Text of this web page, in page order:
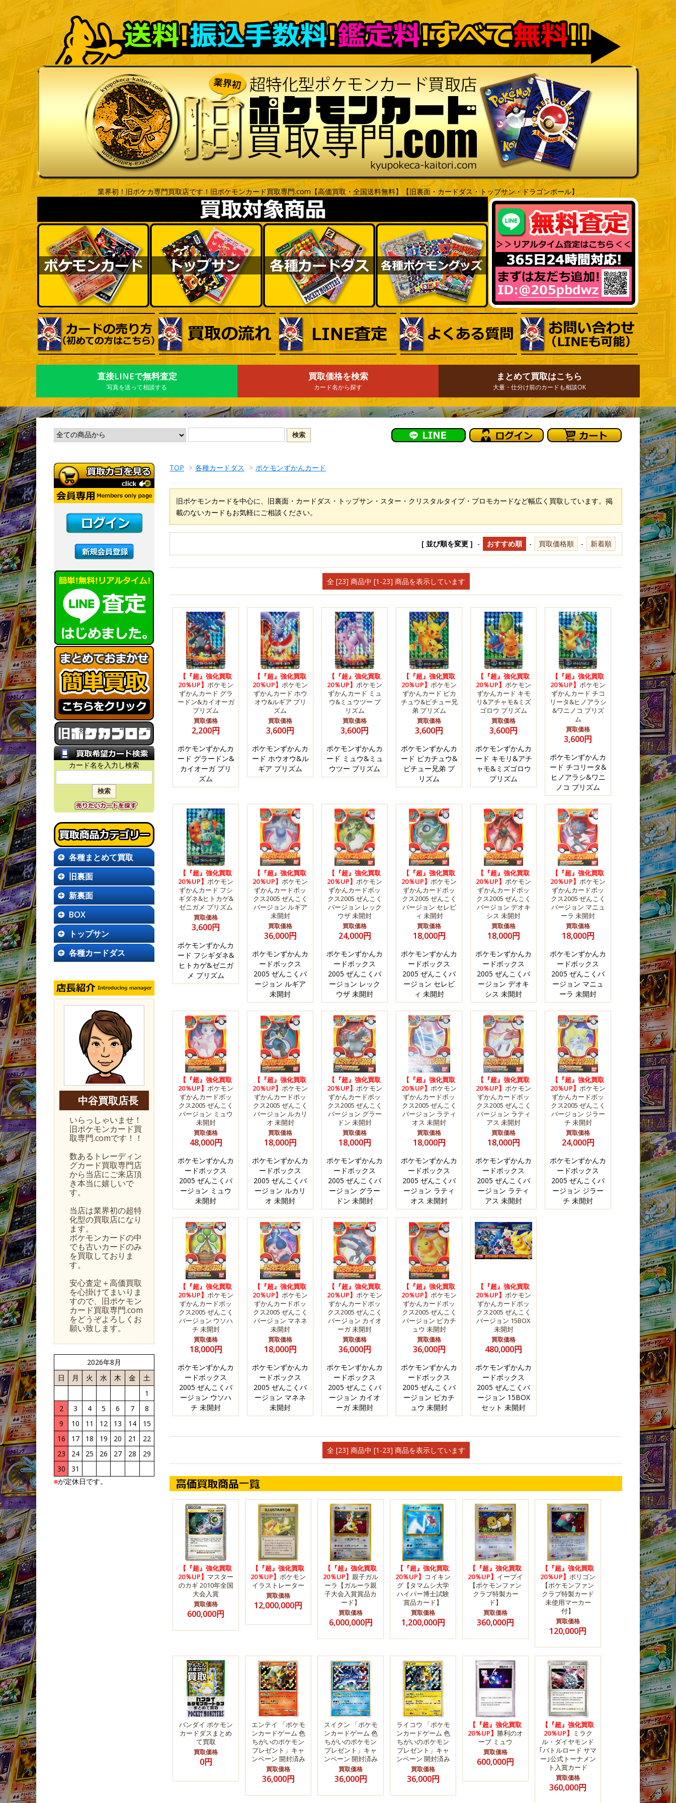
業界初！旧ポケカ専門買取店です！旧ポケモンカード買取専門.com【高価買取・全国送料無料】【旧裏面・カードダス・トップサン・ドラゴンボール】
直接LINEで無料査定
写真を送って相談する
買取価格を検索
カード名から探す
まとめて買取はこちら
大量・仕分け前のカードも相談OK
TOP > 各種カードダス > ポケモンずかんカード
旧ポケモンカードを中心に、旧裏面・カードダス・トップサン・スター・クリスタルタイプ・プロモカードなど幅広く買取しています。掲
載のないカードもお気軽にご相談ください。
[ 並び順を変更 ] - おすすめ順 - 買取価格順 - 新着順
全 [23] 商品中 [1-23] 商品を表示しています
【『超』強化買取
20％UP】 ポケモン
ずかんカード グラ
ードン&カイオーガ
プリズム
買取価格
2,200円
ポケモンずかんカ
ード グラードン&
カイオーガ プリ
ズム
【『超』強化買取
20％UP】 ポケモン
ずかんカード ホウ
オウ&ルギア プリ
ズム
買取価格
3,600円
ポケモンずかんカ
ード ホウオウ&ル
ギア プリズム
【『超』強化買取
20％UP】 ポケモン
ずかんカード ミュ
ウ&ミュウツー プ
リズム
買取価格
3,600円
ポケモンずかんカ
ード ミュウ&ミュ
ウツー プリズム
【『超』強化買取
20％UP】 ポケモン
ずかんカード ピカ
チュウ&ピチュー兄
弟 プリズム
買取価格
3,600円
ポケモンずかんカ
ード ピカチュウ&
ピチュー兄弟 プ
リズム
【『超』強化買取
20％UP】 ポケモン
ずかんカード キモ
リ&アチャモ&ミズ
ゴロウ プリズム
買取価格
3,600円
ポケモンずかんカ
ード キモリ&アチ
ャモ&ミズゴロウ
プリズム
【『超』強化買取
20％UP】 ポケモン
ずかんカード チコ
リータ&ヒノアラシ
&ワニノコ プリズ
ム
買取価格
3,600円
ポケモンずかんカ
ード チコリータ&
ヒノアラシ&ワニ
ノコ プリズム
【『超』強化買取
20％UP】 ポケモン
ずかんカード フシ
ギダネ&ヒトカゲ&
ゼニガメ プリズム
買取価格
3,600円
ポケモンずかんカ
ード フシギダネ&
ヒトカゲ&ゼニガ
メ プリズム
【『超』強化買取
20％UP】 ポケモン
ずかんカードボッ
クス2005 ぜんこく
バージョン ルギア
未開封
買取価格
36,000円
ポケモンずかんカ
ードボックス
2005 ぜんこくバ
ージョン ルギア
未開封
【『超』強化買取
20％UP】 ポケモン
ずかんカードボッ
クス2005 ぜんこく
バージョン レック
ウザ 未開封
買取価格
24,000円
ポケモンずかんカ
ードボックス
2005 ぜんこくバ
ージョン レック
ウザ 未開封
【『超』強化買取
20％UP】 ポケモン
ずかんカードボッ
クス2005 ぜんこく
バージョン セレビ
ィ 未開封
買取価格
18,000円
ポケモンずかんカ
ードボックス
2005 ぜんこくバ
ージョン セレビ
ィ 未開封
【『超』強化買取
20％UP】 ポケモン
ずかんカードボッ
クス2005 ぜんこく
バージョン デオキ
シス 未開封
買取価格
18,000円
ポケモンずかんカ
ードボックス
2005 ぜんこくバ
ージョン デオキ
シス 未開封
【『超』強化買取
20％UP】 ポケモン
ずかんカードボッ
クス2005 ぜんこく
バージョン マニュ
ーラ 未開封
買取価格
18,000円
ポケモンずかんカ
ードボックス
2005 ぜんこくバ
ージョン マニュ
ーラ 未開封
【『超』強化買取
20％UP】 ポケモン
ずかんカードボッ
クス2005 ぜんこく
バージョン ミュウ
未開封
買取価格
48,000円
ポケモンずかんカ
ードボックス
2005 ぜんこくバ
ージョン ミュウ
未開封
【『超』強化買取
20％UP】 ポケモン
ずかんカードボッ
クス2005 ぜんこく
バージョン ルカリ
オ 未開封
買取価格
18,000円
ポケモンずかんカ
ードボックス
2005 ぜんこくバ
ージョン ルカリ
オ 未開封
【『超』強化買取
20％UP】 ポケモン
ずかんカードボッ
クス2005 ぜんこく
バージョン グラー
ドン 未開封
買取価格
18,000円
ポケモンずかんカ
ードボックス
2005 ぜんこくバ
ージョン グラー
ドン 未開封
【『超』強化買取
20％UP】 ポケモン
ずかんカードボッ
クス2005 ぜんこく
バージョン ラティ
オス 未開封
買取価格
18,000円
ポケモンずかんカ
ードボックス
2005 ぜんこくバ
ージョン ラティ
オス 未開封
【『超』強化買取
20％UP】 ポケモン
ずかんカードボッ
クス2005 ぜんこく
バージョン ラティ
アス 未開封
買取価格
18,000円
ポケモンずかんカ
ードボックス
2005 ぜんこくバ
ージョン ラティ
アス 未開封
【『超』強化買取
20％UP】 ポケモン
ずかんカードボッ
クス2005 ぜんこく
バージョン ジラー
チ 未開封
買取価格
24,000円
ポケモンずかんカ
ードボックス
2005 ぜんこくバ
ージョン ジラー
チ 未開封
【『超』強化買取
20％UP】 ポケモン
ずかんカードボッ
クス2005 ぜんこく
バージョン ウソハ
チ 未開封
買取価格
18,000円
ポケモンずかんカ
ードボックス
2005 ぜんこくバ
ージョン ウソハ
チ 未開封
【『超』強化買取
20％UP】 ポケモン
ずかんカードボッ
クス2005 ぜんこく
バージョン マネネ
未開封
買取価格
18,000円
ポケモンずかんカ
ードボックス
2005 ぜんこくバ
ージョン マネネ
未開封
【『超』強化買取
20％UP】 ポケモン
ずかんカードボッ
クス2005 ぜんこく
バージョン カイオ
ーガ 未開封
買取価格
36,000円
ポケモンずかんカ
ードボックス
2005 ぜんこくバ
ージョン カイオ
ーガ 未開封
【『超』強化買取
20％UP】 ポケモン
ずかんカードボッ
クス2005 ぜんこく
バージョン ピカチ
ュウ 未開封
買取価格
36,000円
ポケモンずかんカ
ードボックス
2005 ぜんこくバ
ージョン ピカチ
ュウ 未開封
【『超』強化買取
20％UP】 ポケモン
ずかんカードボッ
クス2005 ぜんこく
バージョン 15BOX
未開封
買取価格
480,000円
ポケモンずかんカ
ードボックス
2005 ぜんこくバ
ージョン 15BOX
セット 未開封
全 [23] 商品中 [1-23] 商品を表示しています
【『超』強化買取
20％UP】 マスター
のカギ 2010年全国
大会入賞
買取価格
600,000円
【『超』強化買取
20％UP】 ポケモン
イラストレーター
買取価格
12,000,000円
【『超』強化買取
20％UP】 親子ガル
ーラ【ガルーラ親
子大会入賞賞品カ
ード】
買取価格
6,000,000円
【『超』強化買取
20％UP】 コイキン
グ【タマムシ大学
ハイパー博士試験
賞品カード】
買取価格
1,200,000円
【『超』強化買取
20％UP】 イーブイ
【ポケモンファン
クラブ特製カー
ド】
買取価格
360,000円
【『超』強化買取
20％UP】 ポリゴン
【ポケモンファン
クラブ特製カード
未使用マーカー
付】
買取価格
120,000円
バンダイ ポケモン
カードダスまとめ
て買取
買取価格
0円
エンテイ 「ポケモ
ンカードゲーム 色
ちがいのポケモン
プレゼント」キャ
ンペーン 開封済み
買取価格
36,000円
スイクン 「ポケモ
ンカードゲーム 色
ちがいのポケモン
プレゼント」キャ
ンペーン 開封済み
買取価格
36,000円
ライコウ 「ポケモ
ンカードゲーム 色
ちがいのポケモン
プレゼント」キャ
ンペーン 開封済み
買取価格
36,000円
【『超』強化買取
20％UP】 勝利のオ
ーブ ミュウ
買取価格
600,000円
【『超』強化買取
20％UP】 ミラク
ル・ダイヤモンド
｢バトルロード サマ
ー｣公式トーナメン
ト入賞カード
買取価格
360,000円
カード名を入力し検索
各種まとめて買取
旧裏面
新裏面
BOX
トップサン
各種カードダス
中谷買取店長
いらっしゃいませ！
旧ポケモンカード買
取専門.comです！！
数あるトレーディン
グカード買取専門店
から当店にご来店頂
き本当に嬉しいで
す。
当店は業界初の超特
化型の買取店になり
ます。
ポケモンカードの中
でも古いカードのみ
を買取しておりま
す。
安心査定＋高価買取
を心掛けてまいりま
すので、旧ポケモン
カード買取専門.com
をどうぞよろしくお
願い致します。
2026年8月
日
月 火 水 木 金
土
1
2
3 4 5 6 7
8
9
10 11 12 13 14
15
16
17 18 19 20 21
22
23
24 25 26 27 28
29
30
31
■が定休日です。